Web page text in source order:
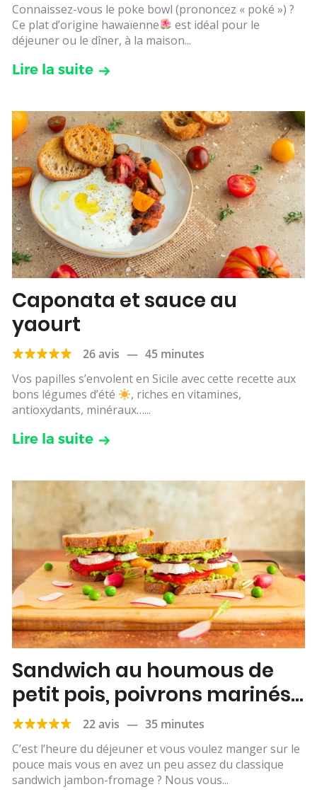
Connaissez-vous le poke bowl (prononcez « poké ») ?
Ce plat d’origine hawaïenne
est idéal pour le
déjeuner ou le dîner, à la maison...
Lire la suite
Caponata et sauce au
yaourt
26 avis — 45 minutes
Vos papilles s’envolent en Sicile avec cette recette aux
bons légumes d’été
, riches en vitamines,
antioxydants, minéraux…...
Lire la suite
Sandwich au houmous de
petit pois, poivrons marinés
& chèvre22 avis — 35 minutes
C’est l’heure du déjeuner et vous voulez manger sur le
pouce mais vous en avez un peu assez du classique
sandwich jambon-fromage ? Nous vous...